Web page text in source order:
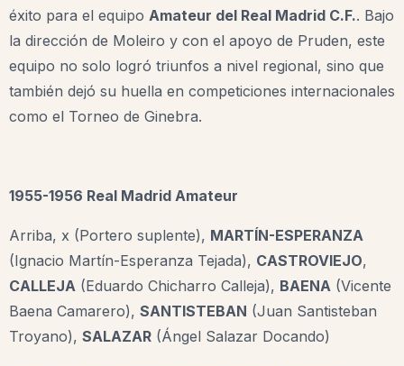
éxito para el equipo Amateur del Real Madrid C.F.. Bajo
la dirección de Moleiro y con el apoyo de Pruden, este
equipo no solo logró triunfos a nivel regional, sino que
también dejó su huella en competiciones internacionales
como el Torneo de Ginebra.
1955-1956 Real Madrid Amateur
Arriba, x (Portero suplente), MARTÍN-ESPERANZA
(Ignacio Martín-Esperanza Tejada), CASTROVIEJO,
CALLEJA (Eduardo Chicharro Calleja), BAENA (Vicente
Baena Camarero), SANTISTEBAN (Juan Santisteban
Troyano), SALAZAR (Ángel Salazar Docando)